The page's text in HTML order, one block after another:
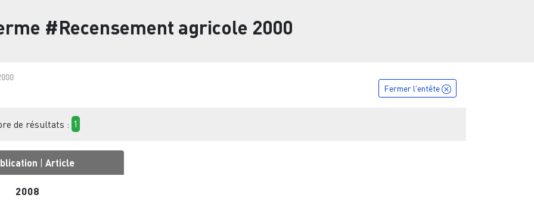
#Recensement agricole 2000
Fermer l'entête
de résultats : 1
| Article
2008